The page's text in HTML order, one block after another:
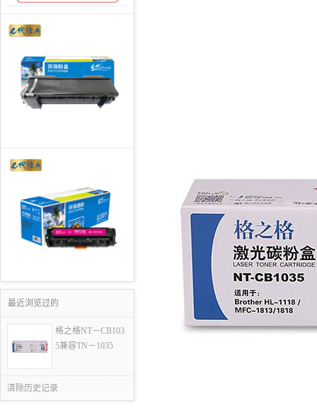
最近浏览过的
格之格NT－CB103
5兼容TN－1035
清除历史记录